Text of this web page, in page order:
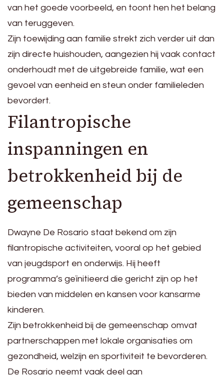
van het goede voorbeeld, en toont hen het belang
van teruggeven.
Zijn toewijding aan familie strekt zich verder uit dan
zijn directe huishouden, aangezien hij vaak contact
onderhoudt met de uitgebreide familie, wat een
gevoel van eenheid en steun onder familieleden
bevordert.
Filantropische
inspanningen en
betrokkenheid bij de
gemeenschap
Dwayne De Rosario staat bekend om zijn
filantropische activiteiten, vooral op het gebied
van jeugdsport en onderwijs. Hij heeft
programma’s geïnitieerd die gericht zijn op het
bieden van middelen en kansen voor kansarme
kinderen.
Zijn betrokkenheid bij de gemeenschap omvat
partnerschappen met lokale organisaties om
gezondheid, welzijn en sportiviteit te bevorderen.
De Rosario neemt vaak deel aan